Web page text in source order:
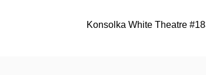
Nawigacja
Konsolka White Theatre